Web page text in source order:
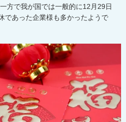
方で我が国では一般的に12 月 29日
であった企業様も多かったようで